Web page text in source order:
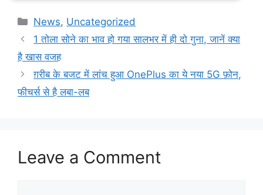
Categories
News, Uncategorized
1 तोला सोने का भाव हो गया सालभर में ही दो गुना, जानें क्या
है खास वजह
ग़रीब के बजट में लांच हुआ OnePlus का ये नया 5G फ़ोन,
फीचर्स से है लबा-लब
Leave a Comment